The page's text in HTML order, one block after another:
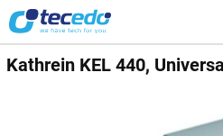
Kathrein KEL 440,